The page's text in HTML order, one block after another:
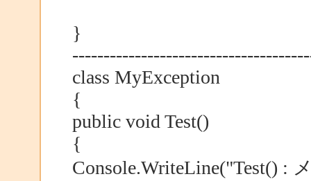
}
class MyException
{
public void Test()
{
Console.WriteLine("Test() :